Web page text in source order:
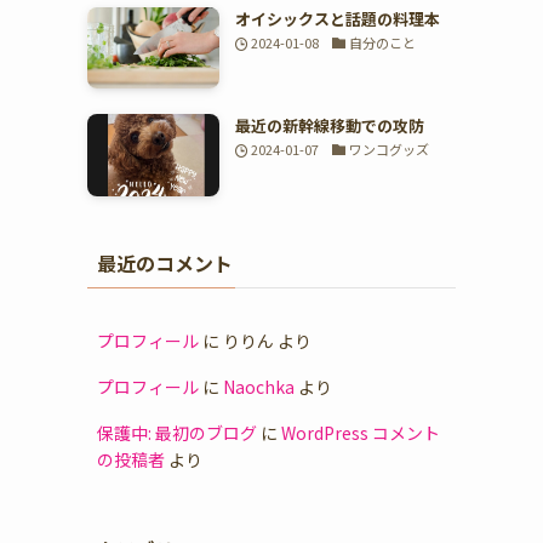
オイシックスと話題の料理本
2024-01-08 自分のこと
最近の新幹線移動での攻防
2024-01-07 ワンコグッズ
最近のコメント
プロフィール に りりん より
プロフィール に Naochka より
保護中: 最初のブログ に WordPress コメント
の投稿者 より